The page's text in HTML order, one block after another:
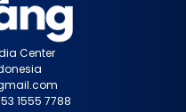
Center
1555 7788